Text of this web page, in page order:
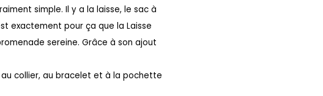
simple. Il y a la laisse, le sac à
exactement pour ça que la Laisse
sereine. Grâce à son ajout
collier, au bracelet et à la pochette